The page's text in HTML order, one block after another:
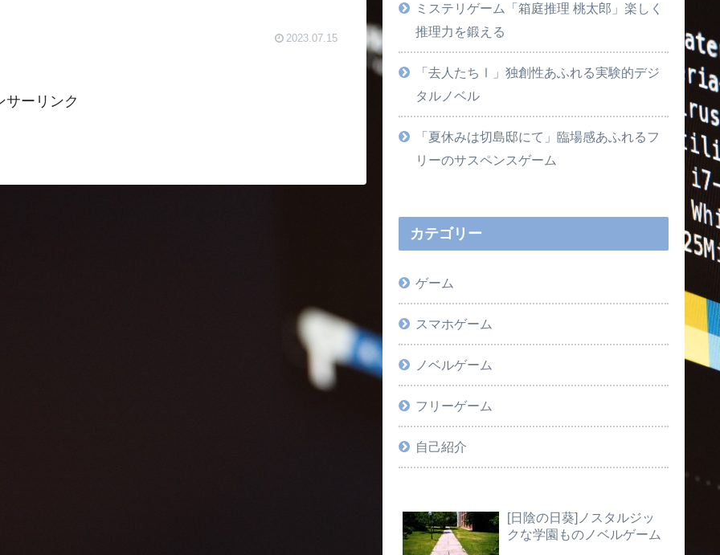
2023.07.15
サーリンク
ミステリゲーム「箱庭推理 桃太郎」楽しく
推理力を鍛える
「去人たちⅠ」独創性あふれる実験的デジ
タルノベル
「夏休みは切島邸にて」臨場感あふれるフ
リーのサスペンスゲーム
カテゴリー
ゲーム
スマホゲーム
ノベルゲーム
フリーゲーム
自己紹介
[日陰の日葵]ノスタルジッ
クな学園ものノベルゲーム